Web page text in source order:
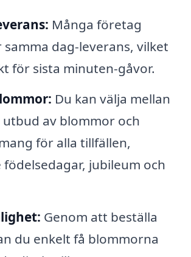
Många företag
dag-leverans, vilket
för sista minuten-gåvor.
Du kan välja mellan
av blommor och
för alla tillfällen,
födelsedagar, jubileum och
Genom att beställa
du enkelt få blommorna